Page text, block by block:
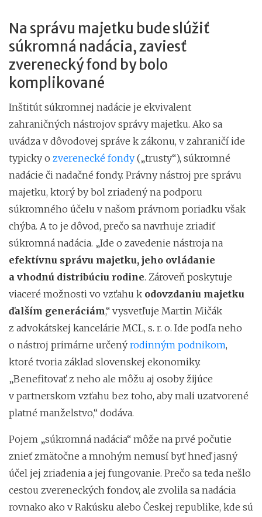
Na správu majetku bude slúžiť
súkromná nadácia, zaviesť
zverenecký fond by bolo
komplikované
Inštitút súkromnej nadácie je ekvivalent
zahraničných nástrojov správy majetku. Ako sa
uvádza v dôvodovej správe k zákonu, v zahraničí ide
typicky o zverenecké fondy („trusty“), súkromné
nadácie či nadačné fondy. Právny nástroj pre správu
majetku, ktorý by bol zriadený na podporu
súkromného účelu v našom právnom poriadku však
chýba. A to je dôvod, prečo sa navrhuje zriadiť
súkromná nadácia. „Ide o zavedenie nástroja na
efektívnu správu majetku, jeho ovládanie
a vhodnú distribúciu rodine. Zároveň poskytuje
viaceré možnosti vo vzťahu k odovzdaniu majetku
ďalším generáciám,“ vysvetľuje Martin Mičák
z advokátskej kancelárie MCL, s. r. o. Ide podľa neho
o nástroj primárne určený rodinným podnikom,
ktoré tvoria základ slovenskej ekonomiky.
„Benefitovať z neho ale môžu aj osoby žijúce
v partnerskom vzťahu bez toho, aby mali uzatvorené
platné manželstvo,“ dodáva.
Pojem „súkromná nadácia“ môže na prvé počutie
znieť zmätočne a mnohým nemusí byť hneď jasný
účel jej zriadenia a jej fungovanie. Prečo sa teda nešlo
cestou zvereneckých fondov, ale zvolila sa nadácia
rovnako ako v Rakúsku alebo Českej republike, kde sú